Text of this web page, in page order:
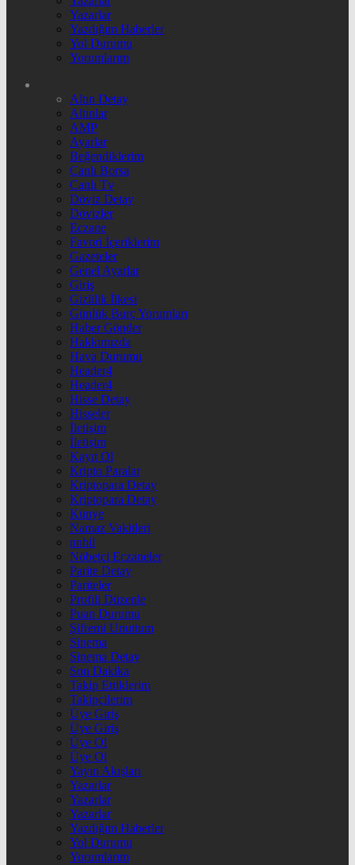
Yazarlar
Yazdığım Haberler
Yol Durumu
Yorumlarım
Altın Detay
Altınlar
AMP
Ayarlar
Beğendiklerim
Canlı Borsa
Canlı Tv
Döviz Detay
Dövizler
Eczane
Favori İçeriklerim
Gazeteler
Genel Ayarlar
Giriş
Gizlilik İlkesi
Günlük Burç Yorumları
Haber Gönder
Hakkımızda
Hava Durumu
Header4
Header4
Hisse Detay
Hisseler
İletişim
İletişim
Kayıt Ol
Kripto Paralar
Kriptopara Detay
Kriptopara Detay
Künye
Namaz Vakitleri
nnbil
Nöbetçi Eczaneler
Parite Detay
Pariteler
Profili Düzenle
Puan Durumu
Şifremi Unuttum
Sinema
Sinema Detay
Son Dakika
Takip Ettiklerim
Takipçilerim
Üye Giriş
Üye Giriş
Üye Ol
Üye Ol
Yayın Akışları
Yazarlar
Yazarlar
Yazarlar
Yazdığım Haberler
Yol Durumu
Yorumlarım